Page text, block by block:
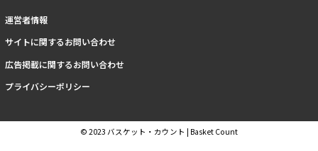
運営者情報
サイトに関するお問い合わせ
広告掲載に関するお問い合わせ
プライバシーポリシー
© 2023 バスケット・カウント | Basket Count